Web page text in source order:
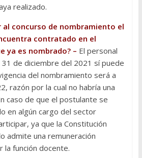
realizado.
al concurso de nombramiento el
contratado en el
ya es nombrado? – El personal
de diciembre del 2021 sí puede
del nombramiento será a
razón por la cual no habría una
caso de que el postulante se
en algún cargo del sector
ya que la Constitución
admite una remuneración
la función docente.